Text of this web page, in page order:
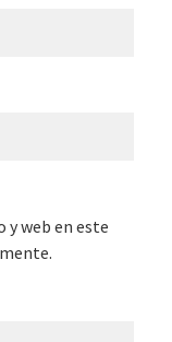
web en este